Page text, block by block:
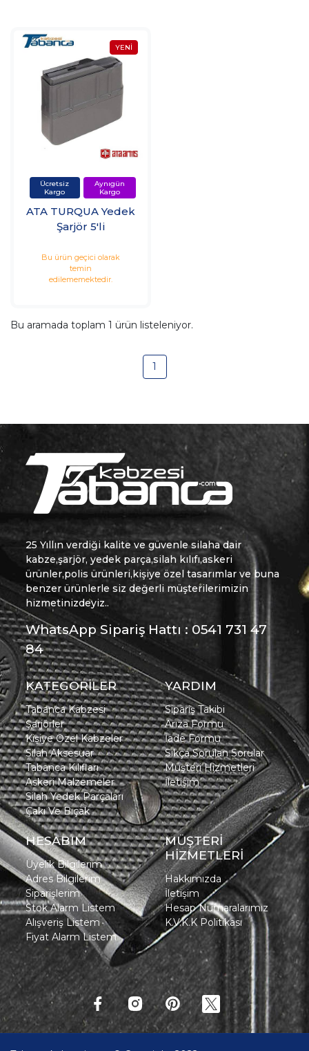
ATA TURQUA Yedek
Şarjör 5'li
Bu ürün geçici olarak
temin
edilememektedir.
Bu aramada toplam 1 ürün listeleniyor.
1
25 Yıllın verdiği kalite ve güvenle silaha dair
kabze,şarjör, yedek parça,silah kılıfı,askeri
ürünler,polis ürünleri,kişiye özel tasarımlar ve buna
benzer ürünlerle siz değerli müşterilerimizin
hizmetinizdeyiz..
WhatsApp Sipariş Hattı : 0541 731 47
84
KATEGORİLER
Tabanca Kabzesi
Şarjörler
Kişiye Özel Kabzeler
Silah Aksesuar
Tabanca Kılıfları
Askeri Malzemeler
Silah Yedek Parçaları
Çakı Ve Bıçak
YARDIM
Sipariş Takibi
Arıza Formu
İade Formu
Sıkça Sorulan Sorular
Müşteri Hizmetleri
İletişim
HESABIM
Üyelik Bilgilerim
Adres Bilgilerim
Siparişlerim
Stok Alarm Listem
Alışveriş Listem
Fiyat Alarm Listem
MÜŞTERİ
HİZMETLERİ
Hakkımızda
İletişim
Hesap Numaralarımız
K.V.K.K Politikası